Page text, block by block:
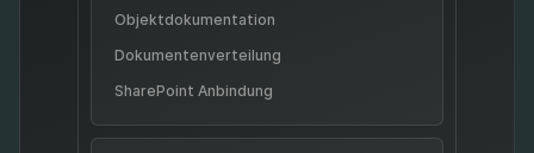
Objekt­dokumentation
Dokumenten­verteilung
SharePoint Anbindung